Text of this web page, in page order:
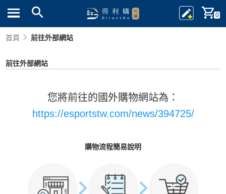
0
首頁 前往外部網站
前往外部網站
您將前往的國外購物網站為：
https://esportstw.com/news/394725/
購物流程簡易說明